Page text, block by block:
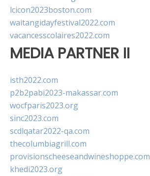
lcicon2023boston.com
waitangidayfestival2022.com
vacancesscolaires2022.com
MEDIA PARTNER II
isth2022.com
p2b2pabi2023-makassar.com
wocfparis2023.org
sinc2023.com
scdlqatar2022-qa.com
thecolumbiagrill.com
provisionscheeseandwineshoppe.com
khedi2023.org